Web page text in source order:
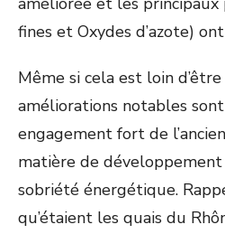
fines et Oxydes d’azote)
Même si cela est loin
améliorations notables
engagement fort de
matière de
sobriété énergétique.
qu’étaient les quais du